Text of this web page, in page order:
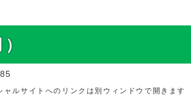
ャルサイトへのリンクは別ウィンドウで開きます